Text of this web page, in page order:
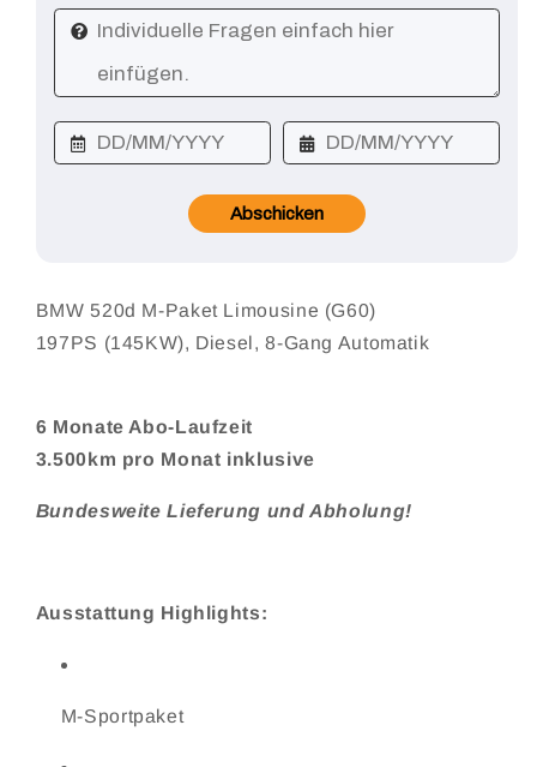
Abschicken
BMW 520d M-Paket Limousine (G60)
197PS (145KW), Diesel, 8-Gang Automatik
6 Monate Abo-Laufzeit
3.500km pro Monat inklusive
Bundesweite Lieferung und Abholung!
Ausstattung Highlights:
M-Sportpaket